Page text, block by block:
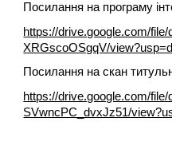
Посилання на програму
https://drive.google.com/
XRGscoOSgqV/
Посилання на скан
https://drive.google.com/
SVwncPC_dvxJz51/